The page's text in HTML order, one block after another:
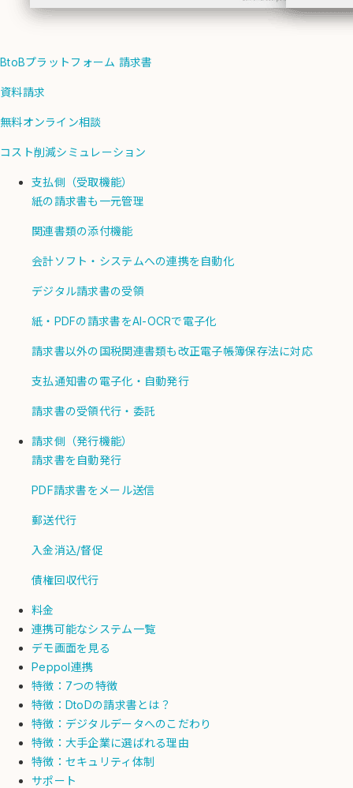
BtoBプラットフォーム 請求書
資料請求
無料オンライン相談
コスト削減シミュレーション
支払側（受取機能）
紙の請求書も一元管理
関連書類の添付機能
会計ソフト・システムへの連携を自動化
デジタル請求書の受領
紙・PDFの請求書をAI-OCRで電子化
請求書以外の国税関連書類も改正電子帳簿保存法に対応
支払通知書の電子化・自動発行
請求書の受領代行・委託
請求側（発行機能）
請求書を自動発行
PDF請求書をメール送信
郵送代行
入金消込/督促
債権回収代行
料金
連携可能なシステム一覧
デモ画面を見る
Peppol連携
特徴：7つの特徴
特徴：DtoDの請求書とは？
特徴：デジタルデータへのこだわり
特徴：大手企業に選ばれる理由
特徴：セキュリティ体制
サポート